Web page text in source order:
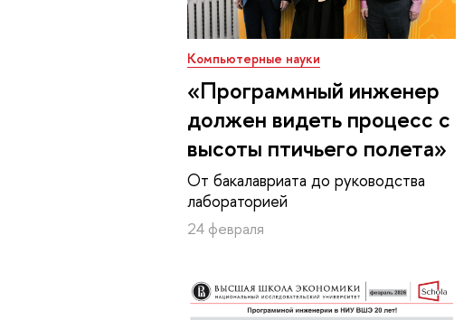
Компьютерные науки
«Программный инженер
должен видеть процесс с
высоты птичьего полета»
От бакалавриата до руководства
лабораторией
24 февраля